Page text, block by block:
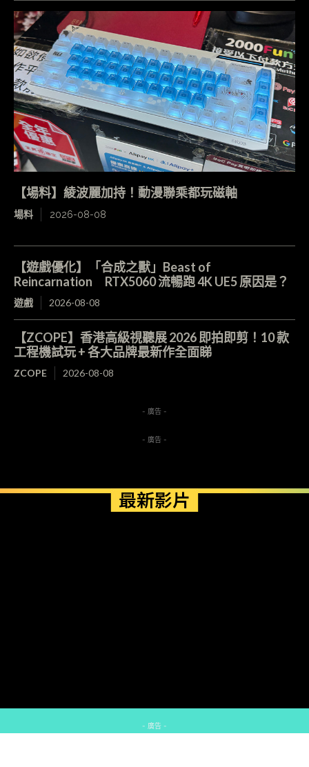
【場料】綾波麗加持！動漫聯乘都玩磁軸
場料 2026-08-08
【遊戲優化】「合成之獸」Beast of
Reincarnation RTX5060 流暢跑 4K UE5 原因是？
遊戲 2026-08-08
【ZCOPE】香港高級視聽展 2026 即拍即剪！10 款
工程機試玩 + 各大品牌最新作全面睇
ZCOPE 2026-08-08
- 廣告 -
- 廣告 -
最新影片
- 廣告 -